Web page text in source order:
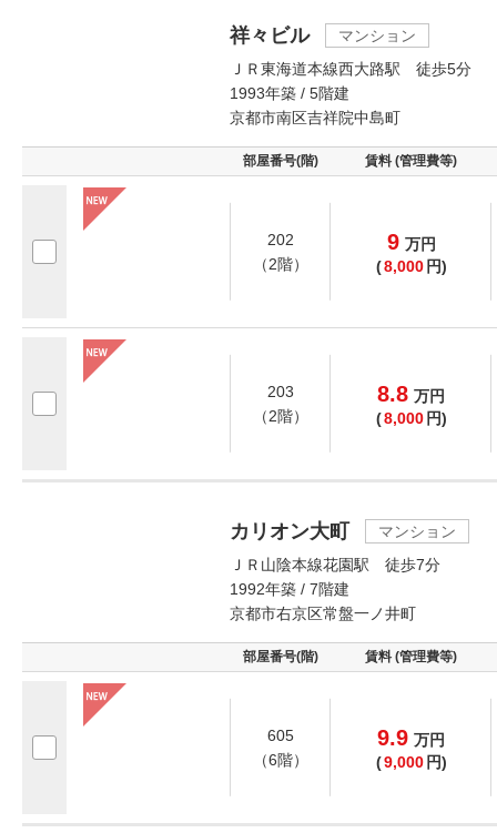
祥々ビル
マンション
ＪＲ東海道本線西大路駅 徒歩5分
1993年築 / 5階建
京都市南区吉祥院中島町
部屋番号(階) 賃料 (管理費等)
202
（2階）
9 万円
(8,000 円)
203
（2階）
8.8 万円
(8,000 円)
カリオン大町
マンション
ＪＲ山陰本線花園駅 徒歩7分
1992年築 / 7階建
京都市右京区常盤一ノ井町
部屋番号(階) 賃料 (管理費等)
605
（6階）
9.9 万円
(9,000 円)